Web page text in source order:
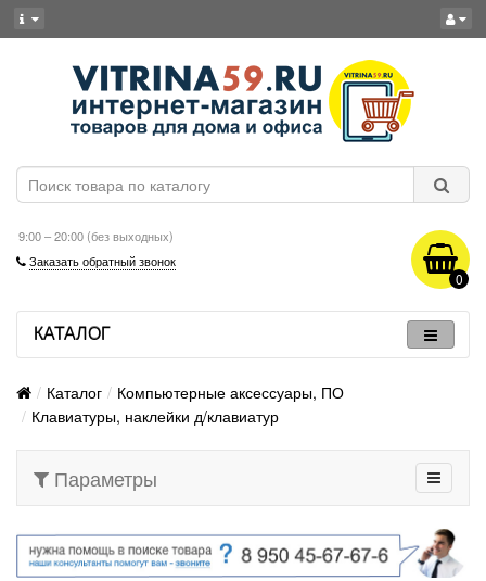
9:00 – 20:00 (без выходных)
Заказать обратный звонок
0
КАТАЛОГ
Каталог
Компьютерные аксессуары, ПО
Клавиатуры, наклейки д/клавиатур
Параметры